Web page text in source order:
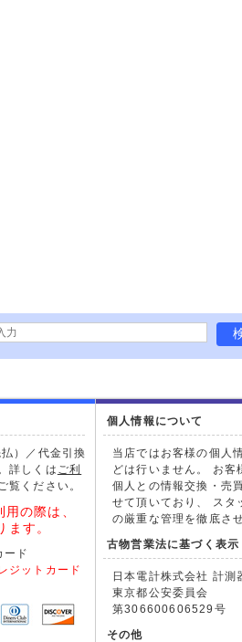
）／代金引換
詳しくは ご利
覧ください。
の際は、
ます。
ード
ジットカード
個人情報について
当店ではお客様の個人
どは行いません。 お客
個人との情報交換・売
せて頂いており、 スタ
の厳重な管理を徹底さ
古物営業法に基づく表示
日本電計株式会社 計測
東京都公安委員会
第306600606529号
その他